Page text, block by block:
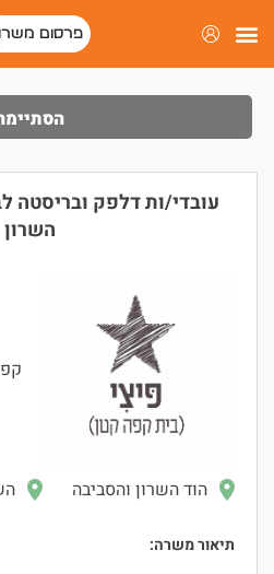
פרסום
עובדי/ות דלפק ובריסטה
השרון
הוד השרון והסביבה
תיאור משרה: